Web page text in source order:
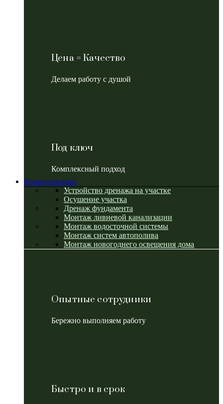
Цена = Качество
Делаем работу с душой
Под ключ
Комплексный подход
Коммуникации
Устройство дренажа на участке
Осушение участка
Дренаж фундамента
Монтаж ливневой канализации
Монтаж водосточной системы
Монтаж систем автополива
Монтаж новогоднего освещения дома
Опытные сотрудники
Бережно выполняем работу
Быстро и в срок